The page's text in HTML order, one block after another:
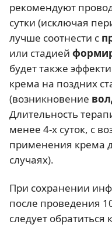
рекомендуют
сутки (исключая
лучше соотнести с
или стадией
будет также
крема на поздних
(возникновение
Длительность
менее 4-х суток, с
применения крема
случаях).
При сохранении
после проведения
следует обратиться